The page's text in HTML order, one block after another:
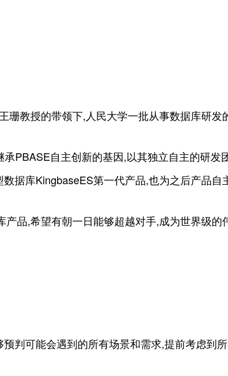
教授的带领下,人民大学一批从事数据库研发
承PBASE自主创新的基因,以其独立自主的研
据库KingbaseES第一代产品,也为之后产品自
品,希望有朝一日能够超越对手,成为世界级的
判可能会遇到的所有场景和需求,提前考虑到所